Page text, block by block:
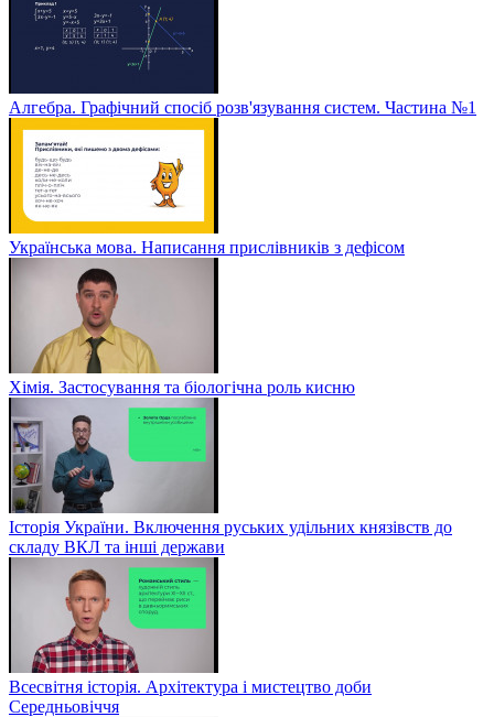
Алгебра. Графічний спосіб розв'язування систем. Частина №1
Українська мова. Написання прислівників з дефісом
Хімія. Застосування та біологічна роль кисню
Історія України. Включення руських удільних князівств до
складу ВКЛ та інші держави
Всесвітня історія. Архітектура і мистецтво доби
Середньовіччя